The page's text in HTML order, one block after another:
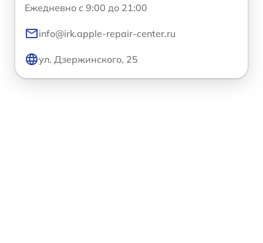
Ежедневно с 9:00 до 21:00
info@irk.apple-repair-center.ru
ул. Дзержинского, 25